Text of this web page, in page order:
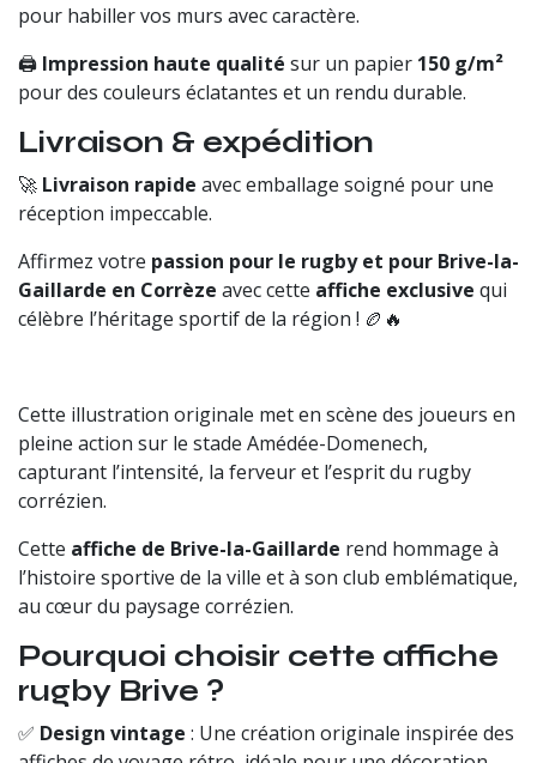
pour habiller vos murs avec caractère.
🖨 Impression haute qualité sur un papier 150 g/m²
pour des couleurs éclatantes et un rendu durable.
Livraison & expédition
🚀 Livraison rapide avec emballage soigné pour une
réception impeccable.
Affirmez votre passion pour le rugby et pour Brive-la-
Gaillarde en Corrèze avec cette affiche exclusive qui
célèbre l’héritage sportif de la région ! 🏉🔥
Cette illustration originale met en scène des joueurs en
pleine action sur le stade Amédée-Domenech,
capturant l’intensité, la ferveur et l’esprit du rugby
corrézien.
Cette affiche de Brive-la-Gaillarde rend hommage à
l’histoire sportive de la ville et à son club emblématique,
au cœur du paysage corrézien.
Pourquoi choisir cette affiche
rugby Brive ?
✅ Design vintage : Une création originale inspirée des